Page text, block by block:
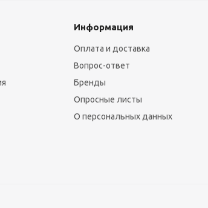
Информация
Оплата и доставка
Вопрос-ответ
Бренды
Опросные листы
О персональных данных